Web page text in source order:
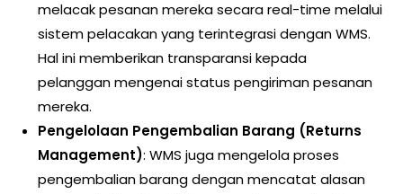
melacak pesanan mereka secara real-time melalui
sistem pelacakan yang terintegrasi dengan WMS.
Hal ini memberikan transparansi kepada
pelanggan mengenai status pengiriman pesanan
mereka.
Pengelolaan Pengembalian Barang (Returns
Management): WMS juga mengelola proses
pengembalian barang dengan mencatat alasan